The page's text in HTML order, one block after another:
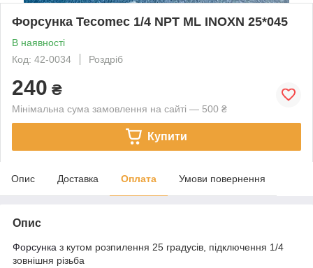
Форсунка Tecomec 1/4 NPT ML INOXN 25*045
В наявності
Код: 42-0034
Роздріб
240 ₴
Мінімальна сума замовлення на сайті — 500 ₴
Купити
Опис Доставка Оплата Умови повернення
Опис
Форсунка з кутом розпилення 25 градусів, підключення 1/4
зовнішня різьба